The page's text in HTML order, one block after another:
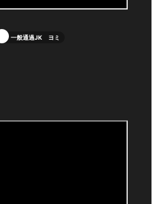
一般通過JK ヨミ